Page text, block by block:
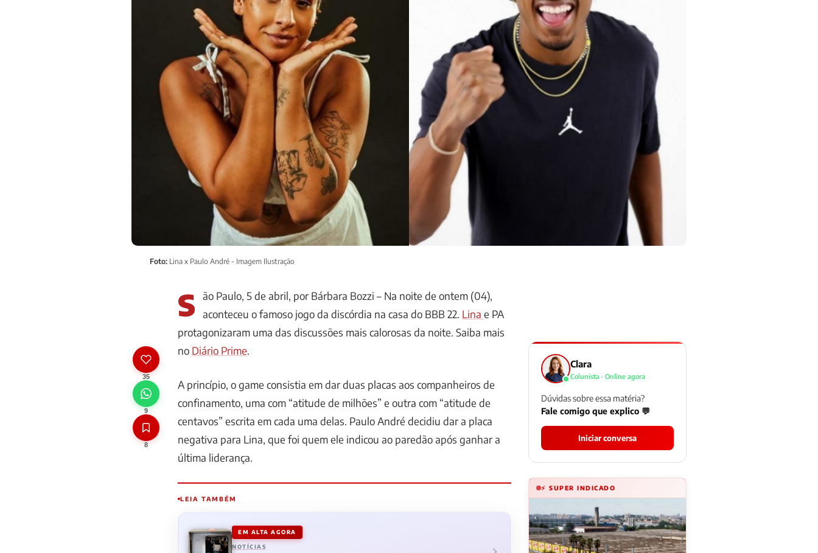
Foto: Lina x Paulo André - Imagem Ilustração
35
9
8
S ão Paulo, 5 de abril, por Bárbara Bozzi – Na noite de ontem (04),
aconteceu o famoso jogo da discórdia na casa do BBB 22. Lina e PA
protagonizaram uma das discussões mais calorosas da noite. Saiba mais
no Diário Prime.
A princípio, o game consistia em dar duas placas aos companheiros de
confinamento, uma com “atitude de milhões” e outra com “atitude de
centavos” escrita em cada uma delas. Paulo André decidiu dar a placa
negativa para Lina, que foi quem ele indicou ao paredão após ganhar a
última liderança.
LEIA TAMBÉM
EM ALTA AGORA
NOTÍCIAS
Clara
Colunista · Online agora
Dúvidas sobre essa matéria?
Fale comigo que explico 💬
Iniciar conversa
⚡ SUPER INDICADO